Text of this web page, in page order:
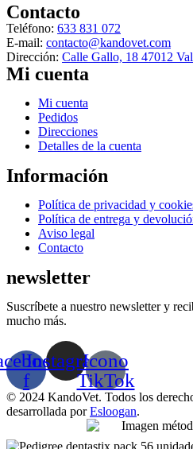
se
pueden
elegir
Contacto
Teléfono: 633 831 072
E-mail: contacto@kandovet.com
Dirección: Calle Gallo, 18 47012
Mi cuenta
Menú
Mi cuenta
Pedidos
Direcciones
Detalles de la cuenta
Información
Menú
Política de privacidad y
Política de entrega y
Aviso legal
Contacto
newsletter
Suscríbete a nuestro newsletter y
mucho más.
f
InstagramIcono
TikTok
© 2024 KandoVet. Todos los
desarrollada porEsloogan.